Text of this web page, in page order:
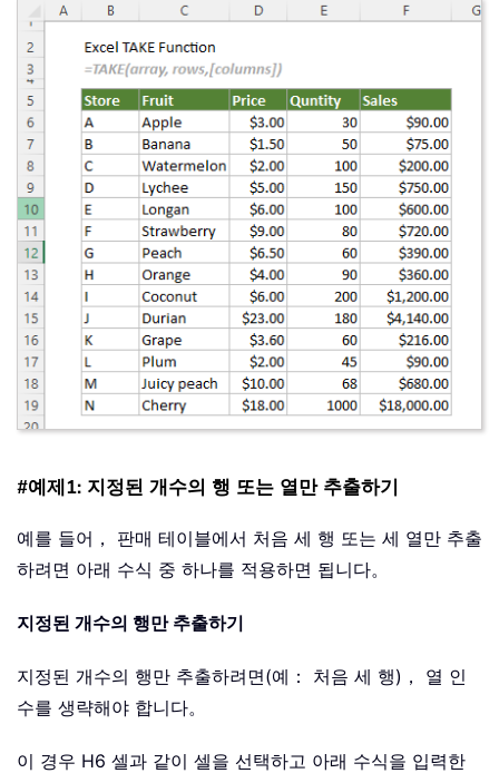
#예제1: 지정된 개수의 행 또는 열만 추출하기
예를 들어， 판매 테이블에서 처음 세 행 또는 세 열만 추출
하려면 아래 수식 중 하나를 적용하면 됩니다。
지정된 개수의 행만 추출하기
지정된 개수의 행만 추출하려면(예： 처음 세 행)， 열 인
수를 생략해야 합니다。
이 경우 H6 셀과 같이 셀을 선택하고 아래 수식을 입력한